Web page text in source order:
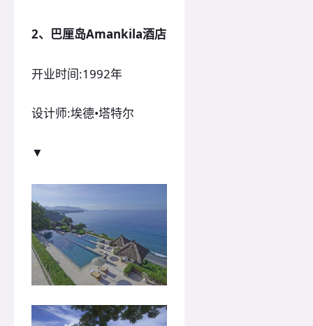
2、巴厘岛Amankila酒店
开业时间:1992年
设计师:埃德•塔特尔
▼